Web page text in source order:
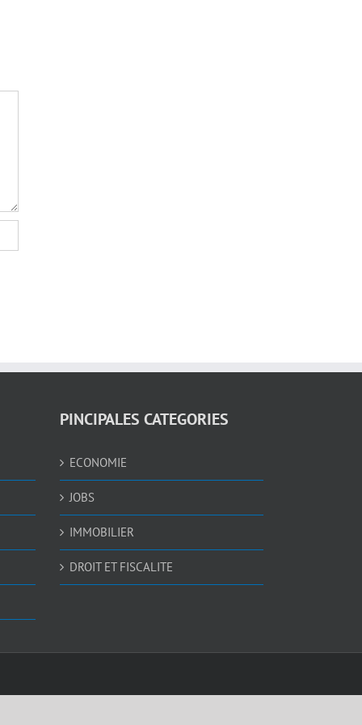
PINCIPALES CATEGORIES
ECONOMIE
JOBS
IMMOBILIER
DROIT ET FISCALITE